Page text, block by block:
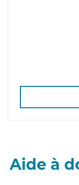
Aide à